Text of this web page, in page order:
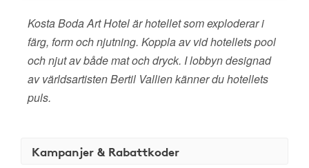
Kosta Boda Art Hotel är hotellet som exploderar i
färg, form och njutning. Koppla av vid hotellets pool
och njut av både mat och dryck. I lobbyn designad
av världsartisten Bertil Vallien känner du hotellets
puls.
Kampanjer & Rabattkoder